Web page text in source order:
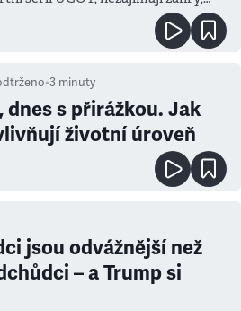
•3 minuty
dnes s přirážkou. Jak
životní úroveň
jsou odvážnější než
– a Trump si